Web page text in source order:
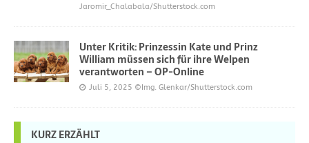
Jaromir_Chalabala/Shutterstock.com
Unter Kritik: Prinzessin Kate und Prinz
William müssen sich für ihre Welpen
verantworten – OP-Online
Juli 5, 2025 ©Img. Glenkar/Shutterstock.com
KURZ ERZÄHLT